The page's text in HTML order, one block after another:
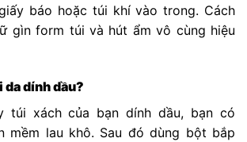
báo hoặc túi khí vào trong. Cách
gìn form túi và hút ẩm vô cùng hiệu
da dính dầu?
túi xách của bạn dính dầu, bạn có
mềm lau khô. Sau đó dùng bột bắp